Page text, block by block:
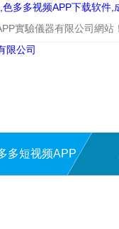
多多视频APP下载软件,
實驗儀器有限公司網站
多短视频APP